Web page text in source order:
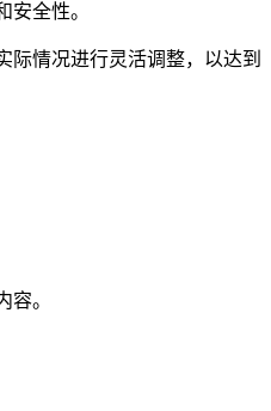
全性。
际情况进行灵活调整，以达到
。